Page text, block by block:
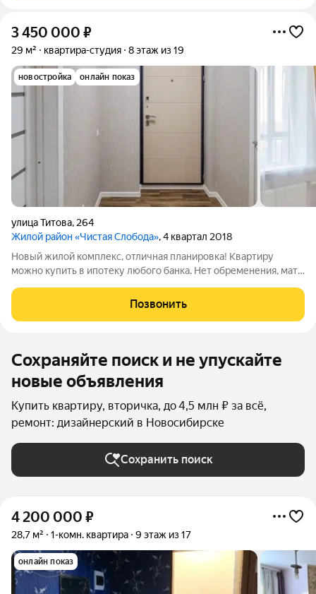
3 450 000 ₽
29 м² квартира-студия 8 этаж из 19
новостройка онлайн показ
улица Титова, 264
Жилой район «Чистая Слобода», 4 квартал 2018
Новый жилой комплекс, отличная планировка! Квартиру
можно купить в ипотеку любого банка. Нет обременения, мат
Позвонить
Сохраняйте поиск и не упускайте
новые объявления
Купить квартиру, вторичка, до 4,5 млн ₽ за всё,
ремонт: дизайнерский в Новосибирске
Сохранить поиск
4 200 000 ₽
28,7 м² 1-комн. квартира 9 этаж из 17
онлайн показ